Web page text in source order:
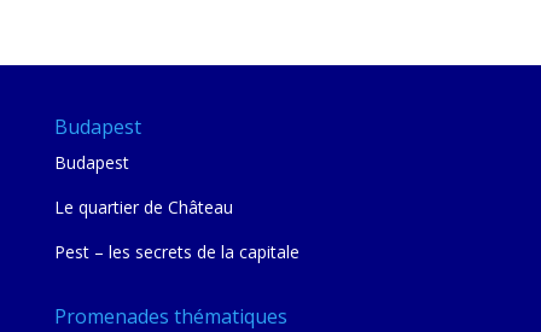
Budapest
Budapest
Le quartier de Château
Pest – les secrets de la capitale
Promenades thématiques